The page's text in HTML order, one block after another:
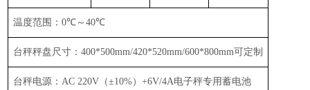
温度范围：0℃ ～40℃
台秤秤盘尺寸：400*500mm/420*520mm/600*800mm可定制
台秤电源：AC 220V （±10%）+6V/4A电子秤专用蓄电池